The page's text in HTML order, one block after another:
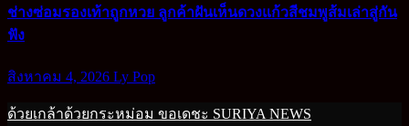
ช่างซ่อมรองเท้าถูกหวย ลูกค้าฝันเห็นดวงแก้วสีชมพูส้มเล่าสู่กัน
ฟัง
สิงหาคม 4, 2026 Ly Pop
ด้วยเกล้าด้วยกระหม่อม ขอเดชะ SURIYA NEWS